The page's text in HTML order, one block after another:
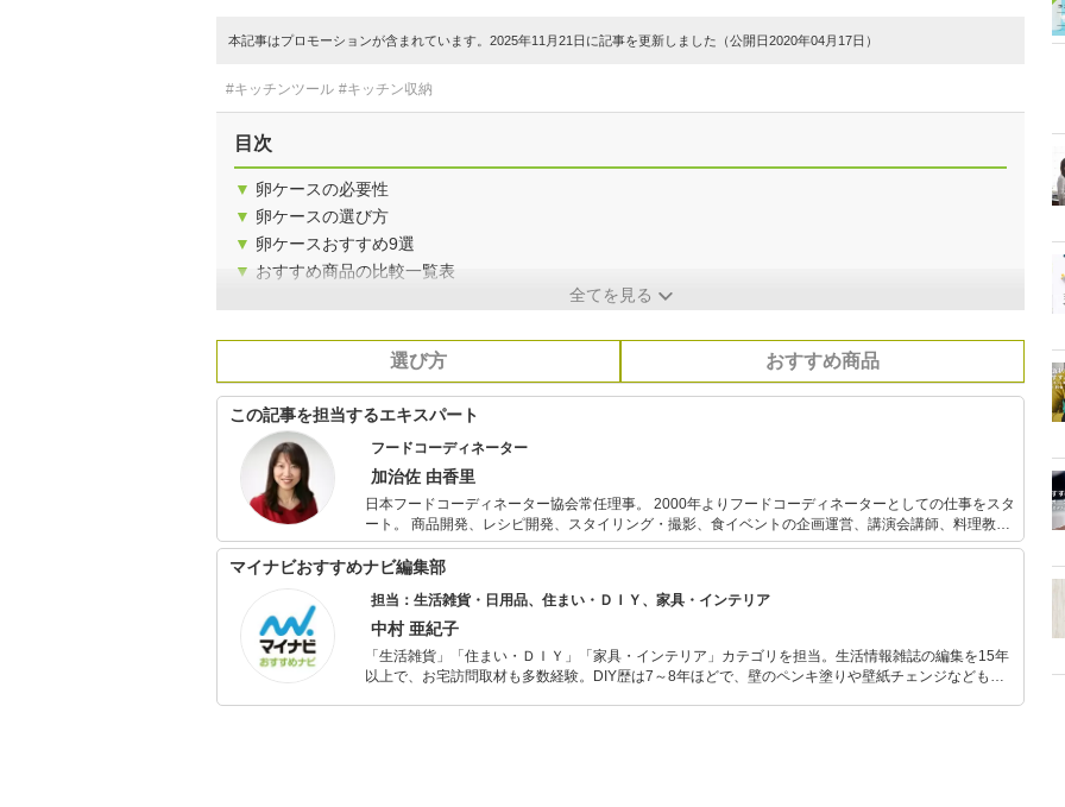
本記事はプロモーションが含まれています。2025年11月21日に記事を更新しました（公開日2020年04月17日）
#キッチンツール #キッチン収納
目次
▼ 卵ケースの必要性
▼ 卵ケースの選び方
▼ 卵ケースおすすめ9選
▼ おすすめ商品の比較一覧表
全てを見る
選び方 おすすめ商品
この記事を担当するエキスパート
フードコーディネーター
加治佐 由香里
日本フードコーディネーター協会常任理事。 2000年よりフードコーディネーターとしての仕事をスタ
ート。 商品開発、レシピ開発、スタイリング・撮影、食イベントの企画運営、講演会講師、料理教室
講師など、食に関する業務に広く携わり、「食の楽しさと大切さ」を伝えています。 新しいもの、便
利なものを取り入れながら、古き良きもの、伝統的な食文化も重んじるのが私のスタイル。 ここで
マイナビおすすめナビ編集部
担当：生活雑貨・日用品、住まい・ＤＩＹ、家具・インテリア
中村 亜紀子
「生活雑貨」「住まい・ＤＩＹ」「家具・インテリア」カテゴリを担当。生活情報雑誌の編集を15年
以上で、お宅訪問取材も多数経験。DIY歴は7～8年ほどで、壁のペンキ塗りや壁紙チェンジなどもチ